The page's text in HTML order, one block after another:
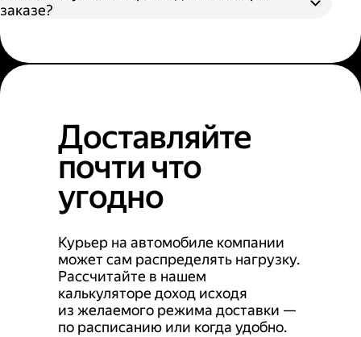
заказе?
Доставляйте
почти что
угодно
Курьер на автомобиле компании
может сам распределять нагрузку.
Рассчитайте в нашем
калькуляторе доход исходя
из желаемого режима доставки —
по расписанию или когда удобно.